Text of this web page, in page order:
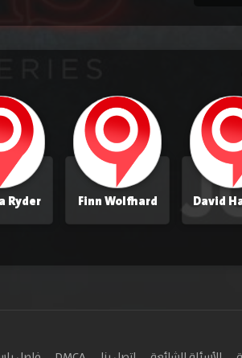
David
Finn Wolfhard
Ryder